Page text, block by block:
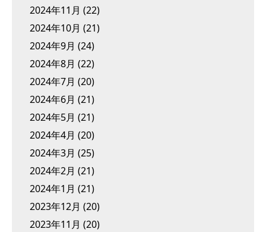
2024年11月 (22)
2024年10月 (21)
2024年9月 (24)
2024年8月 (22)
2024年7月 (20)
2024年6月 (21)
2024年5月 (21)
2024年4月 (20)
2024年3月 (25)
2024年2月 (21)
2024年1月 (21)
2023年12月 (20)
2023年11月 (20)